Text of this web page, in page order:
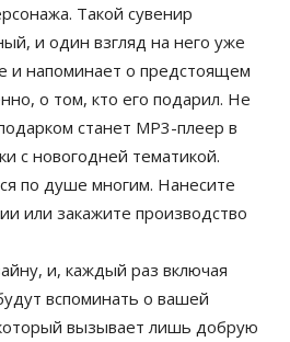
Такой сувенир
и один взгляд на него уже
и напоминает о предстоящем
о том, кто его подарил. Не
станет MP3-плеер в
с новогодней тематикой.
по душе многим. Нанесите
или закажите производство
и, каждый раз включая
вспоминать о вашей
вызывает лишь добрую